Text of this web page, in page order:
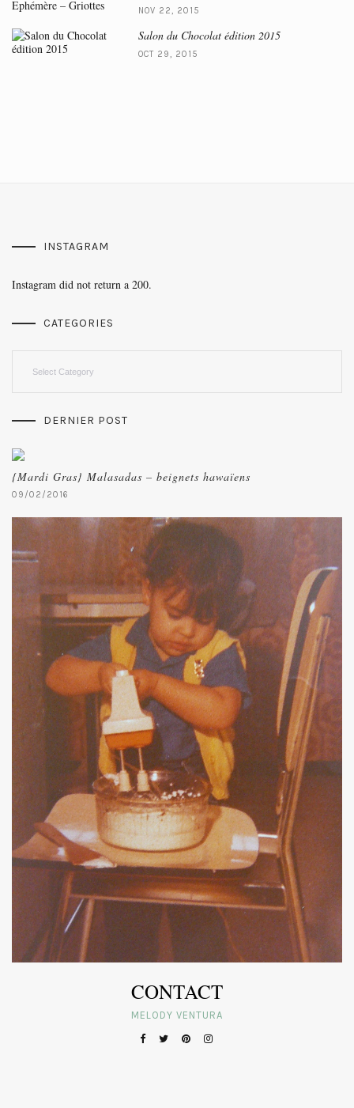
NOV 22, 2015
Salon du Chocolat édition 2015
OCT 29, 2015
INSTAGRAM
Instagram did not return a 200.
CATEGORIES
DERNIER POST
{Mardi Gras} Malasadas – beignets hawaïens
09/02/2016
CONTACT
MELODY VENTURA